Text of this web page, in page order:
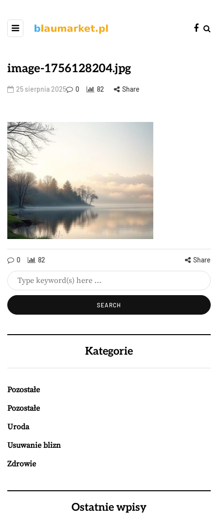
image-1756128204.jpg
25 sierpnia 2025 0 82 Share
0 82 Share
Kategorie
Pozostałe
Pozostałe
Uroda
Usuwanie blizn
Zdrowie
Ostatnie wpisy